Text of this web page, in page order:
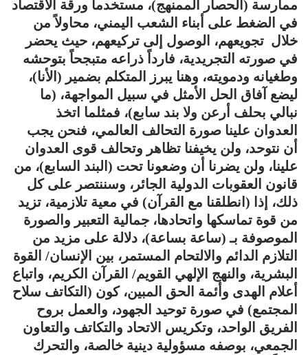
ممارسة (الحصار الممنهج)، مستخدماً ورقة الاقتصاد
في الضغط على أبناء الشعب اليمني، محاولاً من
خلال تجويعهم، الوصول إلى تركيعهم، حيث يحضر
في صورته التجريدية، فارداً ذراعه متبجحاً بتوحشه
وطغيانه ودمويته، وهنا يبرز المتكلم بضمير (الأنا)،
ليضع آفاق الحل الأمثل في سبيل المواجهة، (ما
نبالي بحلف أرعن ولا بند سابع)، فمثلما اتخذ
العدوان علينا صورة التحالف العالمي، فنحن يجب
أن نتوحد، ولن يخيفنا تظاهر وتحالف قوى العدوان
علينا، ولن يضرنا أن وضعونا تحت (البند السابع)، من
قانون العقوبات الدولية الجائر، وسننتصر على كل
ذلك، إذا (انطلقنا مع القرآن) في معية تلازمية، تزيد
من قوة تماسكها واتحادها، جمالية التعبير والصورة
الموصوفة بـ (ساعة بساعة)، دلالة على مزيد من
التلازم الدائم والالتحام المستمر، بين الإنسان/ القوة
البشرية، والنهج الإلهي القويم/ القرآن الكريم، واتباع
أعلام الهدى وأئمة الحق المبين، كون (التكاتف سلاح
المجتمع) في صورة توحيد الجهود، والعمل بروح
الفريق الواحد، وتكريس الاتحاد والتكاتف والتعاون
الجمعي، بوصفه مسؤولية دينية خالصة، والتحرك